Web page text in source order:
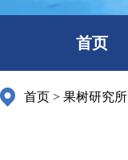
首页
首页 > 果树研究所